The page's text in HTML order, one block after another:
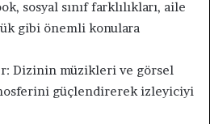
sosyal sınıf farklılıkları, aile
gibi önemli konulara
Dizinin müzikleri ve görsel
güçlendirerek izleyiciyi